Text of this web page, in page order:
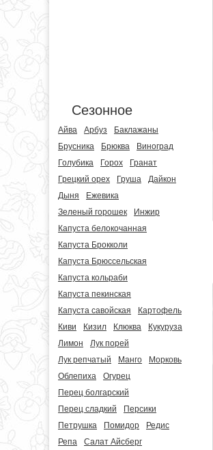
Сезонное
Айва Арбуз
Баклажаны
Брусника
Брюква
Виноград
Голубика
Горох
Гранат
Грецкий орех
Груша
Дайкон
Дыня
Ежевика
Зеленый горошек
Инжир
Капуста белокочанная
Капуста Брокколи
Капуста Брюссельская
Капуста кольраби
Капуста пекинская
Капуста савойская
Картофель
Киви
Кизил Клюква
Кукуруза
Лимон
Лук порей
Лук репчатый
Манго
Морковь
Облепиха
Огурец
Перец болгарский
Перец сладкий
Персики
Петрушка
Помидор
Редис
Репа
Салат Айсберг